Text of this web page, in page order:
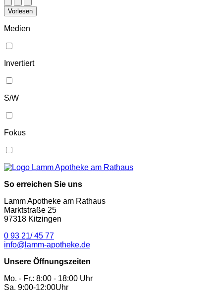
Vorlesen
Medien
Invertiert
S/W
Fokus
So erreichen Sie uns
Lamm Apotheke am Rathaus
Marktstraße 25
97318 Kitzingen
0 93 21/ 45 77
info@lamm-apotheke.de
Unsere Öffnungszeiten
Mo. - Fr.: 8:00 - 18:00 Uhr
Sa. 9:00-12:00Uhr